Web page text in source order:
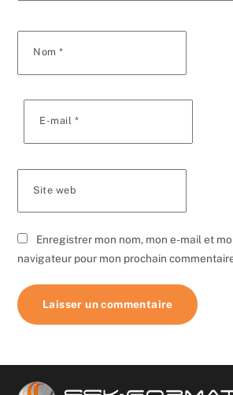
Nom*
E-mail *
Site web
Enregistrer mon nom, mon e-mail et
navigateur pour mon prochain